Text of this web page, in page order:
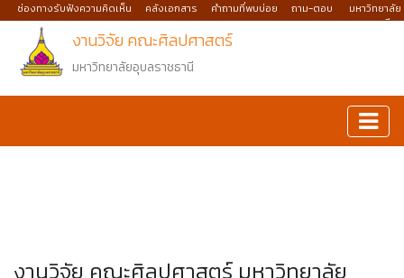
ช่องทางรับฟังความคิดเห็น คลังเอกสาร คำถามที่พบบ่อย ถาม-ตอบ
มหาวิทยาลัย
อุบลราชธานี
งานวิจัย คณะศิลปศาสตร์
มหาวิทยาลัยอุบลราชธานี
งานวิจัย คณะศิลปศาสตร์ มหาวิทยาลัย